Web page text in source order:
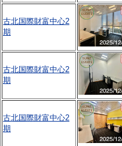
古北国際財富中心2
期
古北国際財富中心2
期
古北国際財富中心2
期